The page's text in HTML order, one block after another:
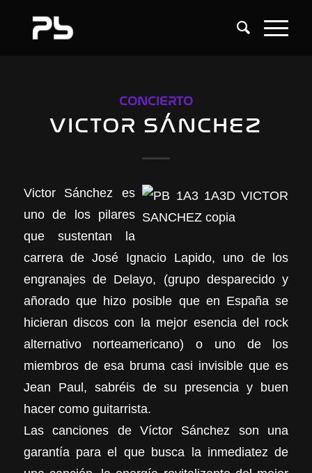
CONCIERTO
VICTOR SÁNCHEZ
Victor Sánchez es
uno de los pilares
que sustentan la
carrera de José Ignacio Lapido, uno de los
engranajes de Delayo, (grupo desparecido y
añorado que hizo posible que en España se
hicieran discos con la mejor esencia del rock
alternativo norteamericano) o uno de los
miembros de esa bruma casi invisible que es
Jean Paul, sabréis de su presencia y buen
hacer como guitarrista.
Las canciones de Víctor Sánchez son una
garantía para el que busca la inmediatez de